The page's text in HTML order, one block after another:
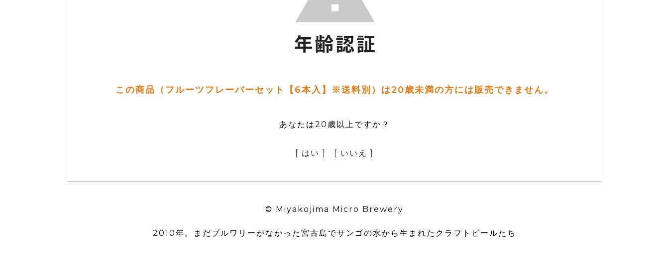
この商品（フルーツフレーバーセット【6本入】※送料別）は20歳未満の方には販売できません。
あなたは20歳以上ですか？
[ はい ] [ いいえ ]
© Miyakojima Micro Brewery
2010年。まだブルワリーがなかった宮古島でサンゴの水から生まれたクラフトビールたち